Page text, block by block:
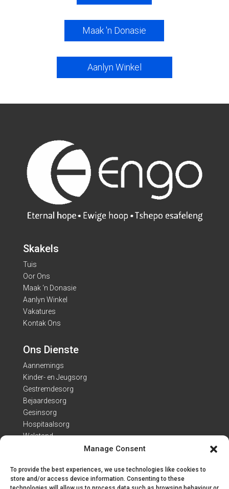
Manage Consent
To provide the best experiences, we use technologies like cookies to
store and/or access device information. Consenting to these
Maak 'n Donasie
Aanlyn Winkel
Skakels
Tuis
Oor Ons
Maak ‘n Donasie
Aanlyn Winkel
Vakatures
Kontak Ons
Ons Dienste
Aannemings
Kinder- en Jeugsorg
Gestremdesorg
Bejaardesorg
Gesinsorg
Hospitaalsorg
Welstand
Adres: Van Heerdenweg 22